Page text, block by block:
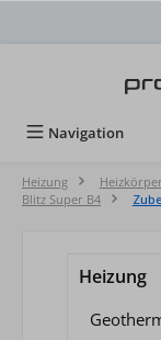
Navigation
Heizung
Blitz Super B4
Heizung